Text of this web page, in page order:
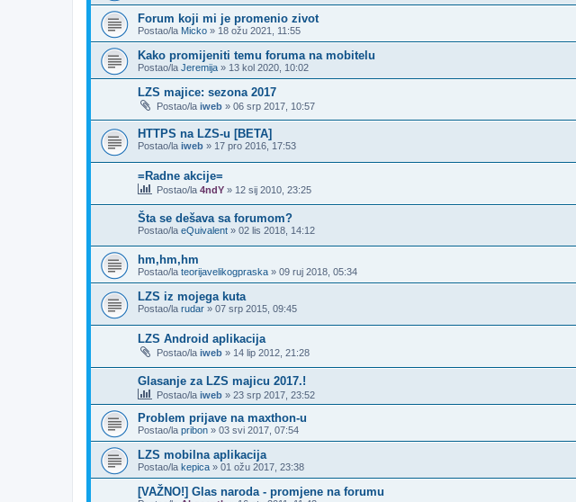
Forum koji mi je promenio zivot
Postao/la Micko » 18 ožu 2021, 11:55
Kako promijeniti temu foruma na mobitelu
Postao/la Jeremija » 13 kol 2020, 10:02
LZS majice: sezona 2017
Postao/la iweb » 06 srp 2017, 10:57
HTTPS na LZS-u [BETA]
Postao/la iweb » 17 pro 2016, 17:53
=Radne akcije=
Postao/la 4ndY » 12 sij 2010, 23:25
Šta se dešava sa forumom?
Postao/la eQuivalent » 02 lis 2018, 14:12
hm,hm,hm
Postao/la teorijavelikogpraska » 09 ruj 2018, 05:34
LZS iz mojega kuta
Postao/la rudar » 07 srp 2015, 09:45
LZS Android aplikacija
Postao/la iweb » 14 lip 2012, 21:28
Glasanje za LZS majicu 2017.!
Postao/la iweb » 23 srp 2017, 23:52
Problem prijave na maxthon-u
Postao/la pribon » 03 svi 2017, 07:54
LZS mobilna aplikacija
Postao/la kepica » 01 ožu 2017, 23:38
[VAŽNO!] Glas naroda - promjene na forumu